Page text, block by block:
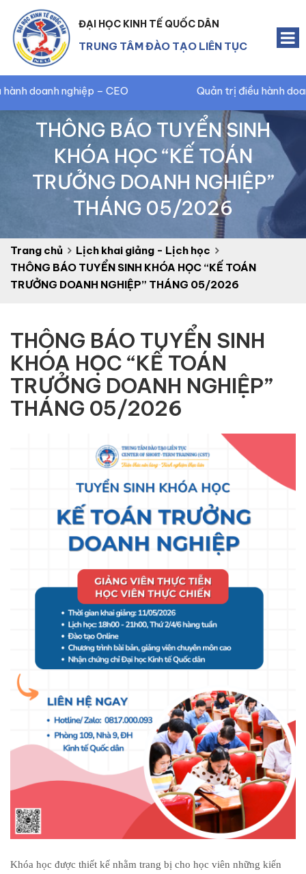
ĐẠI HỌC KINH TẾ QUỐC DÂN
TRUNG TÂM ĐÀO TẠO LIÊN TỤC
– CEO Quản trị điều hành doanh nghiệp –
THÔNG BÁO TUYỂN SINH
KHÓA HỌC “KẾ TOÁN
TRƯỞNG DOANH NGHIỆP”
THÁNG 05/2026
Trang chủ
Lịch khai giảng - Lịch học
THÔNG BÁO TUYỂN SINH KHÓA HỌC “KẾ TOÁN
TRƯỞNG DOANH NGHIỆP” THÁNG 05/2026
THÔNG BÁO TUYỂN SINH
KHÓA HỌC “KẾ TOÁN
TRƯỞNG DOANH NGHIỆP”
THÁNG 05/2026
Khóa học được thiết kế nhằm trang bị cho học viên những kiến